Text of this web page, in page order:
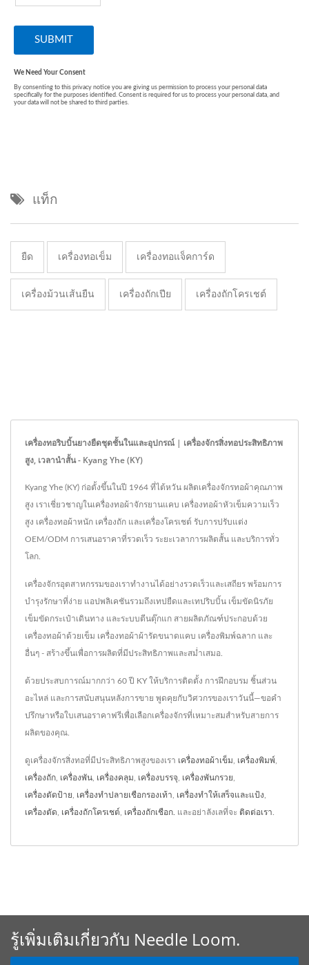
แท็ก
ยืด เครื่องทอเข็ม เครื่องทอแจ็คการ์ด
เครื่องม้วนเส้นยืน เครื่องถักเปีย เครื่องถักโครเชต์
เครื่องทอริบบิ้นยางยืดชุดชั้นในและอุปกรณ์ | เครื่องจักรสิ่งทอประสิทธิภาพ
สูง, เวลานำสั้น - Kyang Yhe (KY)
Kyang Yhe (KY) ก่อตั้งขึ้นในปี 1964 ที่ไต้หวัน ผลิตเครื่องจักรทอผ้าคุณภาพ
สูง เราเชี่ยวชาญในเครื่องทอผ้าจักรยานแคบ เครื่องทอผ้าหัวเข็มความเร็ว
สูง เครื่องทอผ้าหนัก เครื่องถัก และเครื่องโครเชต์ รับการปรับแต่ง
OEM/ODM การเสนอราคาที่รวดเร็ว ระยะเวลาการผลิตสั้น และบริการทั่ว
โลก.
เครื่องจักรอุตสาหกรรมของเราทำงานได้อย่างรวดเร็วและเสถียร พร้อมการ
บำรุงรักษาที่ง่าย แอปพลิเคชันรวมถึงเทปยืดและเทปริบบิ้น เข็มขัดนิรภัย
เข็มขัดกระเป๋าเดินทาง และระบบตีนตุ๊กแก สายผลิตภัณฑ์ประกอบด้วย
เครื่องทอผ้าด้วยเข็ม เครื่องทอผ้าผ้ารัดขนาดแคบ เครื่องพิมพ์ฉลาก และ
อื่นๆ - สร้างขึ้นเพื่อการผลิตที่มีประสิทธิภาพและสม่ำเสมอ.
ด้วยประสบการณ์มากกว่า 60 ปี KY ให้บริการติดตั้ง การฝึกอบรม ชิ้นส่วน
อะไหล่ และการสนับสนุนหลังการขาย พูดคุยกับวิศวกรของเราวันนี้—ขอคำ
ปรึกษาหรือใบเสนอราคาฟรีเพื่อเลือกเครื่องจักรที่เหมาะสมสำหรับสายการ
ผลิตของคุณ.
ดูเครื่องจักรสิ่งทอที่มีประสิทธิภาพสูงของเรา เครื่องทอผ้าเข็ม เครื่องพิมพ์
เครื่องถัก เครื่องพัน เครื่องคลุม เครื่องบรรจุ เครื่องพันกรวย
เครื่องตัดป้าย เครื่องทำปลายเชือกรองเท้า เครื่องทำให้เสร็จและแป้ง
เครื่องตัด เครื่องถักโครเชต์ เครื่องถักเชือก. และอย่าลังเลที่จะ ติดต่อเรา
รู้เพิ่มเติมเกี่ยวกับ Needle Loom.